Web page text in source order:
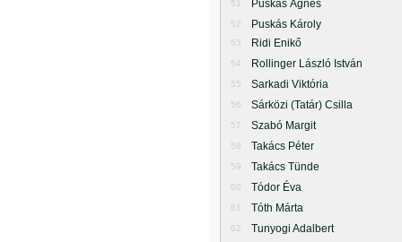
51 Puskás Ágnes
52 Puskás Károly
53 Ridi Enikő
54 Rollinger László István
55 Sarkadi Viktória
56 Sárközi (Tatár) Csilla
57 Szabó Margit
58 Takács Péter
59 Takács Tünde
60 Tódor Éva
61 Tóth Márta
62 Tunyogi Adalbert